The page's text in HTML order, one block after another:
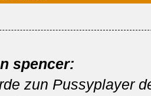
spencer:
zun Pussyplayer